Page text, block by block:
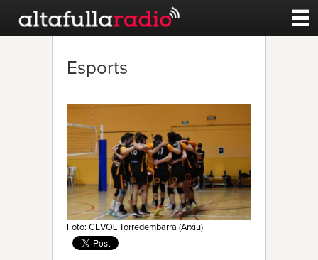
Noticies
Qui Som
Esports
Foto: CEVOL Torredembarra (Arxiu)